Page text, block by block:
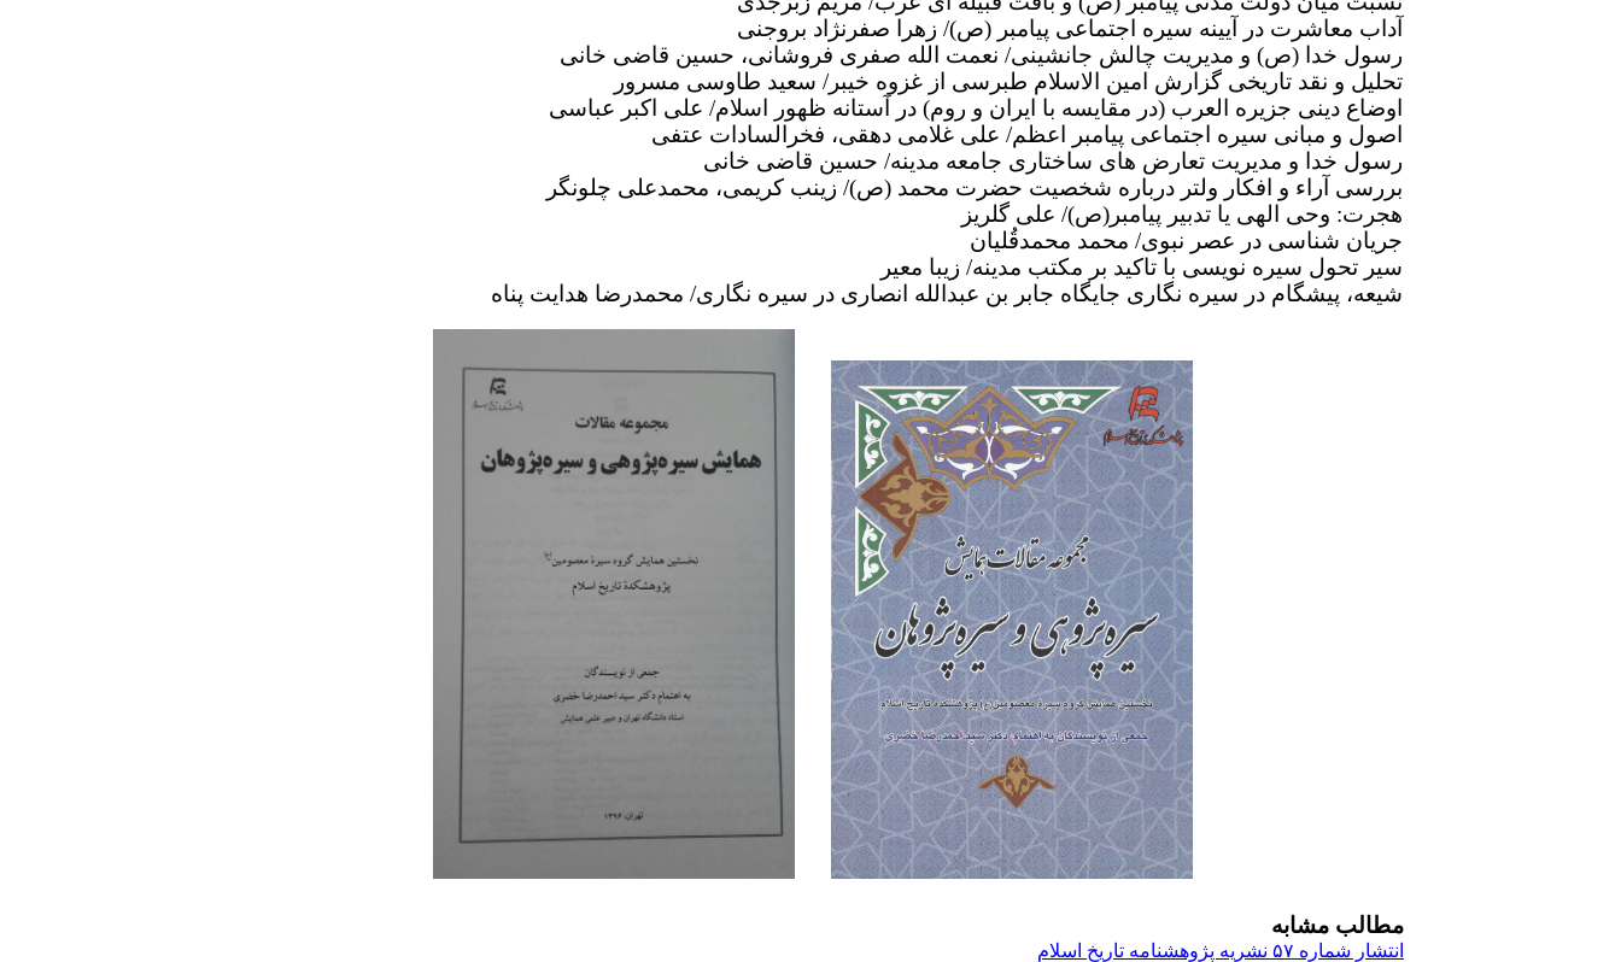
آداب معاشرت در آیینه سیره اجتماعی پیامبر (ص)/ زهرا صفرنژاد بروجنی
رسول خدا (ص) و مدیریت چالش جانشینی/ نعمت الله صفری فروشانی، حسین قاضی خانی
تحلیل و نقد تاریخی گزارش امین الاسلام طبرسی از غزوه خیبر/ سعید طاوسی مسرور
اوضاع دینی جزیره العرب (در مقایسه با ایران و روم) در آستانه ظهور اسلام/ علی اکبر عباسی
اصول و مبانی سیره اجتماعی پیامبر اعظم/ علی غلامی دهقی، فخرالسادات عتفی
رسول خدا و مدیریت تعارض های ساختاری جامعه مدینه/ حسین قاضی خانی
بررسی آراء و افکار ولتر درباره شخصیت حضرت محمد (ص)/ زینب کریمی، محمدعلی چلونگر
هجرت: وحی الهی یا تدبیر پیامبر(ص)/ علی گلریز
جریان شناسی در عصر نبوی/ محمد محمدقُلیان
سیر تحول سیره نویسی با تاکید بر مکتب مدینه/ زیبا معیر
شیعه، پیشگام در سیره نگاری جایگاه جابر بن عبدالله انصاری در سیره نگاری/ محمدرضا هدایت پناه
مطالب مشابه
انتشار شماره ۵۷ نشریه پژوهشنامه تاریخ اسلام